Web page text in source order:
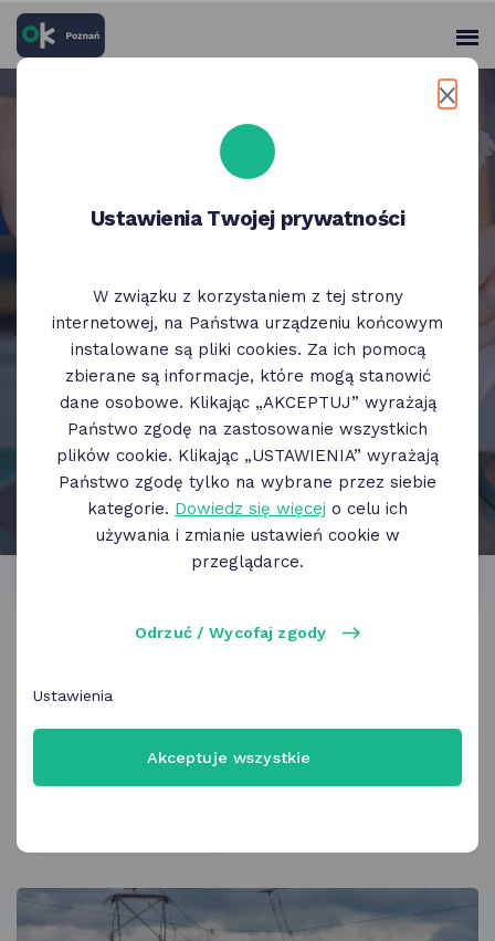
skróty
głównych
elementach
Panel
Lody rzemieślnicze tworzone
z pasją
następny
slajd
poprzedni
slajd
slajder
włączony
Kategorie
Ustawienia Twojej prywatności
W związku z korzystaniem z tej strony
internetowej, na Państwa urządzeniu końcowym
instalowane są pliki cookies. Za ich pomocą
zbierane są informacje, które mogą stanowić
dane osobowe. Klikając „AKCEPTUJ” wyrażają
Państwo zgodę na zastosowanie wszystkich
plików cookie. Klikając „USTAWIENIA” wyrażają
Państwo zgodę tylko na wybrane przez siebie
kategorie. Dowiedz się więcej o celu ich
używania i zmianie ustawień cookie w
przeglądarce.
Odrzuć / Wycofaj zgody
Ustawienia
Akceptuje wszystkie